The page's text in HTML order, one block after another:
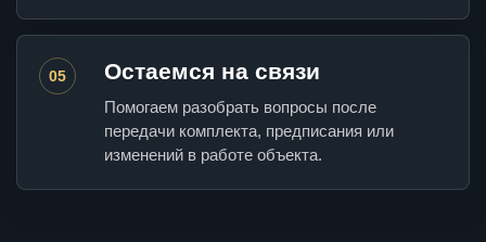
05 Остаемся на связи
Помогаем разобрать вопросы после
передачи комплекта, предписания или
изменений в работе объекта.